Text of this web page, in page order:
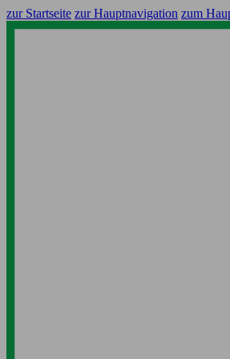
zur Startseite zur Hauptnavigation zum